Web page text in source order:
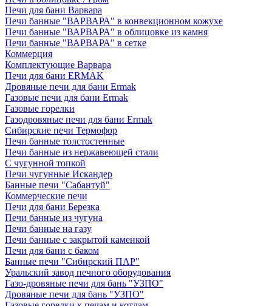
Печи для бани Варвара
Печи банные "ВАРВАРА" в конвекционном кожухе
Печи банные "ВАРВАРА" в облицовке из камня
Печи банные "ВАРВАРА" в сетке
Коммерция
Комплектующие Варвара
Печи для бани ERMAK
Дровяные печи для бани Ermak
Газовые печи для бани Ermak
Газовые горелки
Газодровяные печи для бани Ermak
Сибирские печи Термофор
Печи банные толстостенные
Печи банные из нержавеющей стали
С чугунной топкой
Печи чугунные Искандер
Банные печи "Сабантуй"
Коммерческие печи
Печи для бани Березка
Печи банные из чугуна
Печи банные на газу
Печи банные с закрытой каменкой
Печи для бани с баком
Банные печи "Сибирский ПАР"
Уральский завод печного оборудования
Газо-дровяные печи для бань "УЗПО"
Дровяные печи для бань "УЗПО"